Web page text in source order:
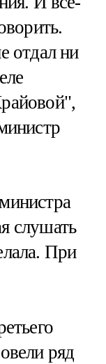
отдал ни
слушать
При
ряд